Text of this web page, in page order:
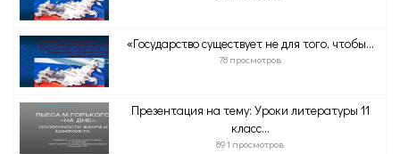
«Государство существует не для того, чтобы...
78 просмотров
Презентация на тему: Уроки литературы 11
класс...
891 просмотров